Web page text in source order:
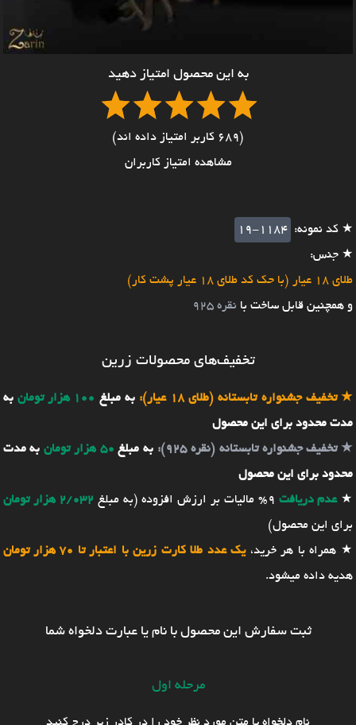
به این محصول امتیاز دهید
(689 کاربر امتیاز داده اند)
مشاهده امتیاز کاربران
★ کد نمونه: 19-1184
★ جنس:
طلای 18 عیار (با حک کد طلای 18 عیار پشت کار)
و همچنین قابل ساخت با نقره 925
تخفیف‌های محصولات زرین
★تخفیف جشنواره تابستانه (طلای 18 عیار): به مبلغ 100 هزار تومان
به
مدت محدود برای این محصول
★تخفیف جشنواره تابستانه (نقره 925): به مبلغ 50 هزار تومان
به مدت
محدود برای این محصول
★عدم دریافت 9% مالیات بر ارزش افزوده (به مبلغ
2/032 هزار تومان
برای این محصول)
★ همراه با هر خرید،یک عدد طلا کارت زرین با اعتبار تا 70 هزار تومان
هدیه داده میشود.
ثبت سفارش این محصول با نام یا عبارت دلخواه شما
مرحله اول